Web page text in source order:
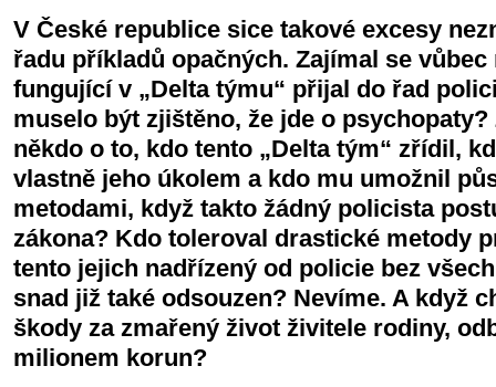
V České republice sice takové excesy
řadu příkladů opačných. Zajímal se
fungující v „Delta týmu“ přijal do řad
muselo být zjištěno, že jde o
někdo o to, kdo tento „Delta tým“ zřídil,
vlastně jeho úkolem a kdo mu umožnil
metodami, když takto žádný policista
zákona? Kdo toleroval drastické metody
tento jejich nadřízený od policie bez
snad již také odsouzen? Nevíme. A když
škody za zmařený život živitele rodiny,
milionem korun?